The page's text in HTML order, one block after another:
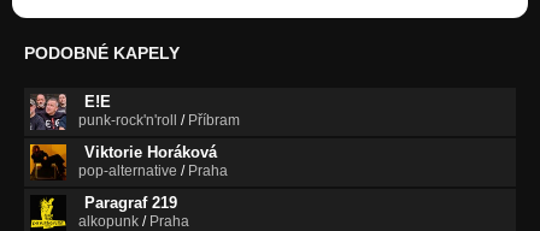
PODOBNÉ KAPELY
E!E
punk-rock'n'roll / Příbram
Viktorie Horáková
pop-alternative / Praha
Paragraf 219
alkopunk / Praha